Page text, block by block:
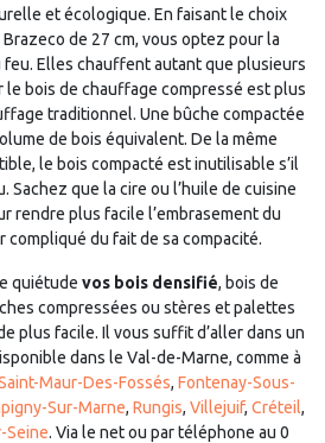
et écologique. En faisant le choix
de 27 cm, vous optez pour la
Elles chauffent autant que plusieurs
bois de chauffage compressé est plus
traditionnel. Une bûche compactée
de bois équivalent. De la même
le bois compacté est inutilisable s’il
Sachez que la cire ou l’huile de cuisine
rendre plus facile l’embrasement du
compliqué du fait de sa compacité.
quiétude vos bois densifié, bois de
compressées ou stères et palettes
plus facile. Il vous suffit d’aller dans un
dans le Val-de-Marne, comme à
Maur-Des-Fossés, Fontenay-Sous-
Sur-Marne, Rungis, Villejuif, Créteil,
Seine. Via le net ou par téléphone au 0